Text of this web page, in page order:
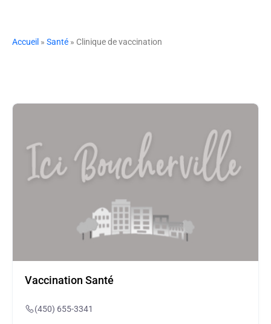
Accueil » Santé » Clinique de vaccination
Vaccination Santé
(450) 655-3341